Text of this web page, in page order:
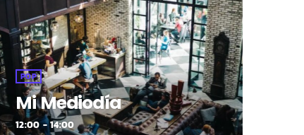
POP
Mi Mediodía
12:00 - 14:00